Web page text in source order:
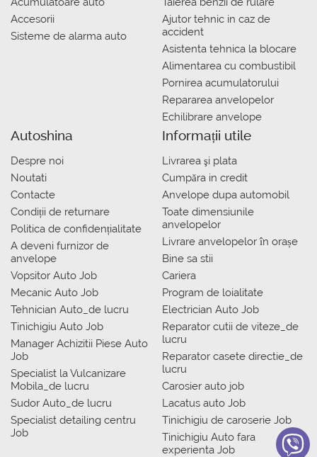
Accesorii
Sisteme de alarma auto
Ajutor tehnic in caz de
accident
Asistenta tehnica la blocare
Alimentarea cu combustibil
Pornirea acumulatorului
Repararea anvelopelor
Echilibrare anvelope
Autoshina
Despre noi
Noutati
Contacte
Condiții de returnare
Politica de confidențialitate
A deveni furnizor de
anvelope
Vopsitor Auto Job
Mecanic Auto Job
Tehnician Auto_de lucru
Tinichigiu Auto Job
Manager Achizitii Piese Auto
Job
Specialist la Vulcanizare
Mobila_de lucru
Sudor Auto_de lucru
Specialist detailing centru
Job
Informații utile
Livrarea şi plata
Сumpăra in credit
Anvelope dupa automobil
Toate dimensiunile
anvelopelor
Livrare anvelopelor în orașe
Bine sa stii
Cariera
Program de loialitate
Electrician Auto Job
Reparator cutii de viteze_de
lucru
Reparator casete directie_de
lucru
Carosier auto job
Lacatus auto Job
Tinichigiu de caroserie Job
Tinichigiu Auto fara
experienta Job